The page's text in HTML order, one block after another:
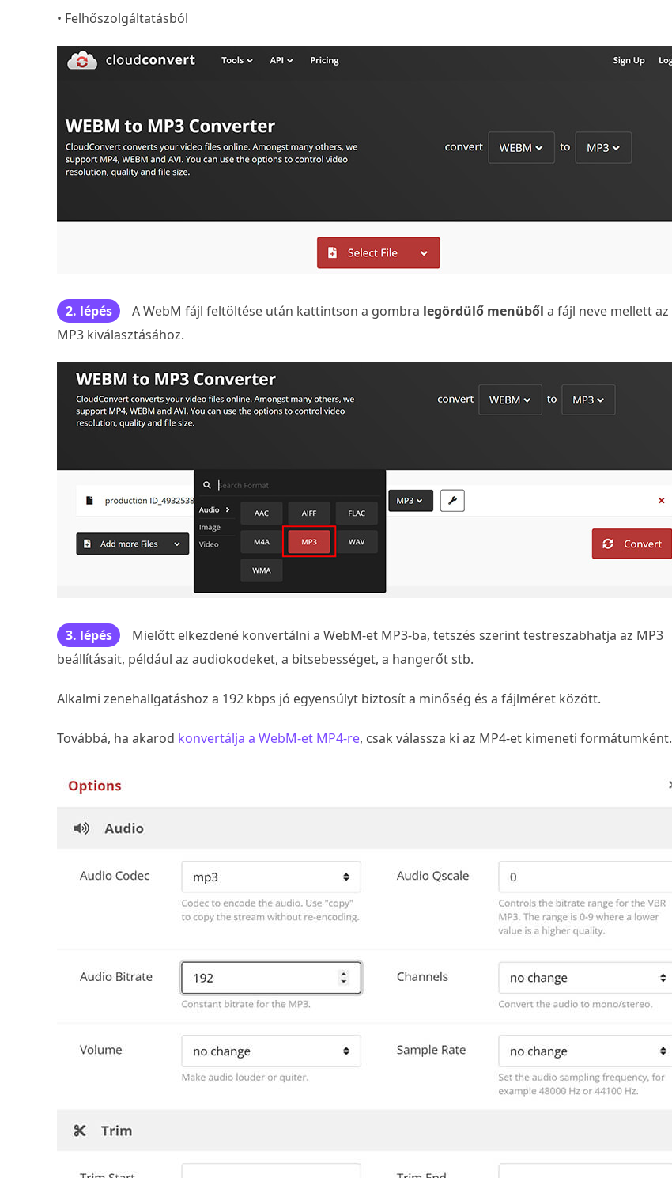
• Felhőszolgáltatásból
2. lépés A WebM fájl feltöltése után kattintson a gombra legördülő menüből a fájl neve mellett az
MP3 kiválasztásához.
3. lépés
Mielőtt elkezdené konvertálni a WebM-et MP3-ba, tetszés szerint testreszabhatja az MP3
beállításait, például az audiokodeket, a bitsebességet, a hangerőt stb.
Alkalmi zenehallgatáshoz a 192 kbps jó egyensúlyt biztosít a minőség és a fájlméret között.
Továbbá, ha akarod konvertálja a WebM-et MP4-re, csak válassza ki az MP4-et kimeneti formátumként.